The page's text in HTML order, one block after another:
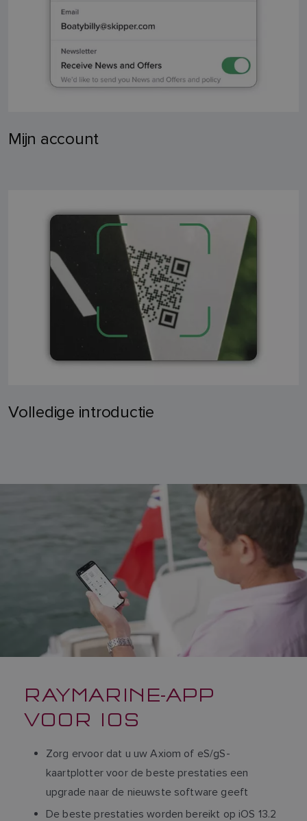
Mijn account
Volledige introductie
RAYMARINE-APP
VOOR IOS
Zorg ervoor dat u uw Axiom of eS/gS-
kaartplotter voor de beste prestaties een
upgrade naar de nieuwste software geeft
De beste prestaties worden bereikt op iOS 13.2